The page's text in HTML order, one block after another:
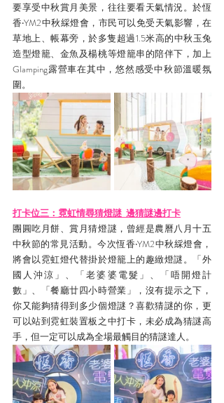
要享受中秋賞月美景，往往要看天氣情況。於恆
香‧YM2中秋綵燈會，市民可以免受天氣影響，在
草地上、帳幕旁，於多隻超過1.5米高的中秋玉兔
造型燈籠、金魚及楊桃等燈籠串的陪伴下，加上
Glamping露營車在其中，悠然感受中秋節溫暖氛
圍。
打卡位三：霓虹情尋猜燈謎  邊猜謎邊打卡
團圓吃月餅、賞月猜燈謎，曾經是農曆八月十五
中秋節的常見活動。今次恆香‧YM2中秋綵燈會，
將會以霓虹燈代替掛於燈籠上的趣緻燈謎。「外
國人沖涼」、「老婆婆電髮」、「唔開燈計
數」、「餐廳廿四小時營業」，沒有提示之下，
你又能夠猜得到多少個燈謎？喜歡猜謎的你，更
可以站到霓虹裝置板之中打卡，未必成為猜謎高
手，但一定可以成為全場最觸目的猜謎達人。